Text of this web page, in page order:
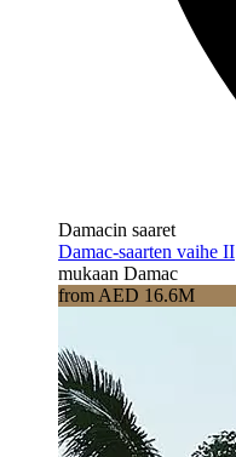
Damacin saaret
Damac-saarten vaihe II
mukaan Damac
from AED 16.6M